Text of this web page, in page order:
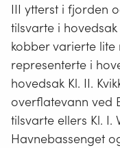
III ytterst i fjorden
tilsvarte i
kobber varierte
representerte i
hovedsak Kl. II.
overflatevann ved
tilsvarte ellers Kl. I.
Havnebassenget